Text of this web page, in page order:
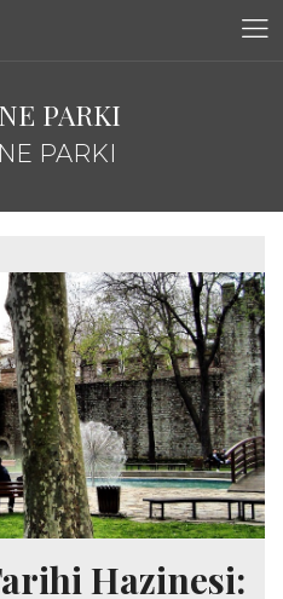
PARKI
PARKI
Hazinesi: